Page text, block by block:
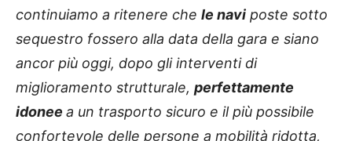
continuiamo a ritenere che le navi poste sotto
sequestro fossero alla data della gara e siano
ancor più oggi, dopo gli interventi di
miglioramento strutturale, perfettamente
idonee a un trasporto sicuro e il più possibile
confortevole delle persone a mobilità ridotta,